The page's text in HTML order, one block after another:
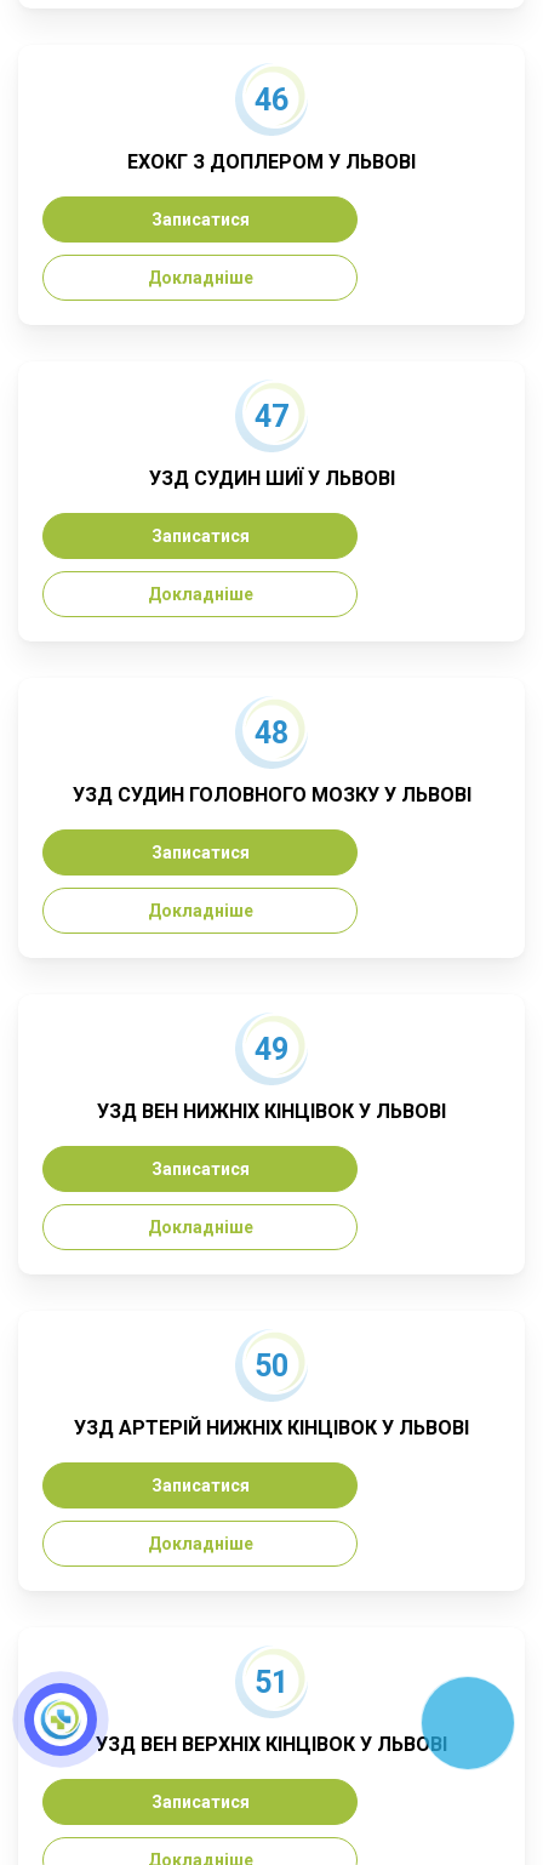
46
ЕХОКГ З ДОПЛЕРОМ У ЛЬВОВІ
Записатися
Докладніше
47
УЗД СУДИН ШИЇ У ЛЬВОВІ
Записатися
Докладніше
48
УЗД СУДИН ГОЛОВНОГО МОЗКУ У ЛЬВОВІ
Записатися
Докладніше
49
УЗД ВЕН НИЖНІХ КІНЦІВОК У ЛЬВОВІ
Записатися
Докладніше
50
УЗД АРТЕРІЙ НИЖНІХ КІНЦІВОК У ЛЬВОВІ
Записатися
Докладніше
51
УЗД ВЕН ВЕРХНІХ КІНЦІВОК У ЛЬВОВІ
Записатися
Докладніше